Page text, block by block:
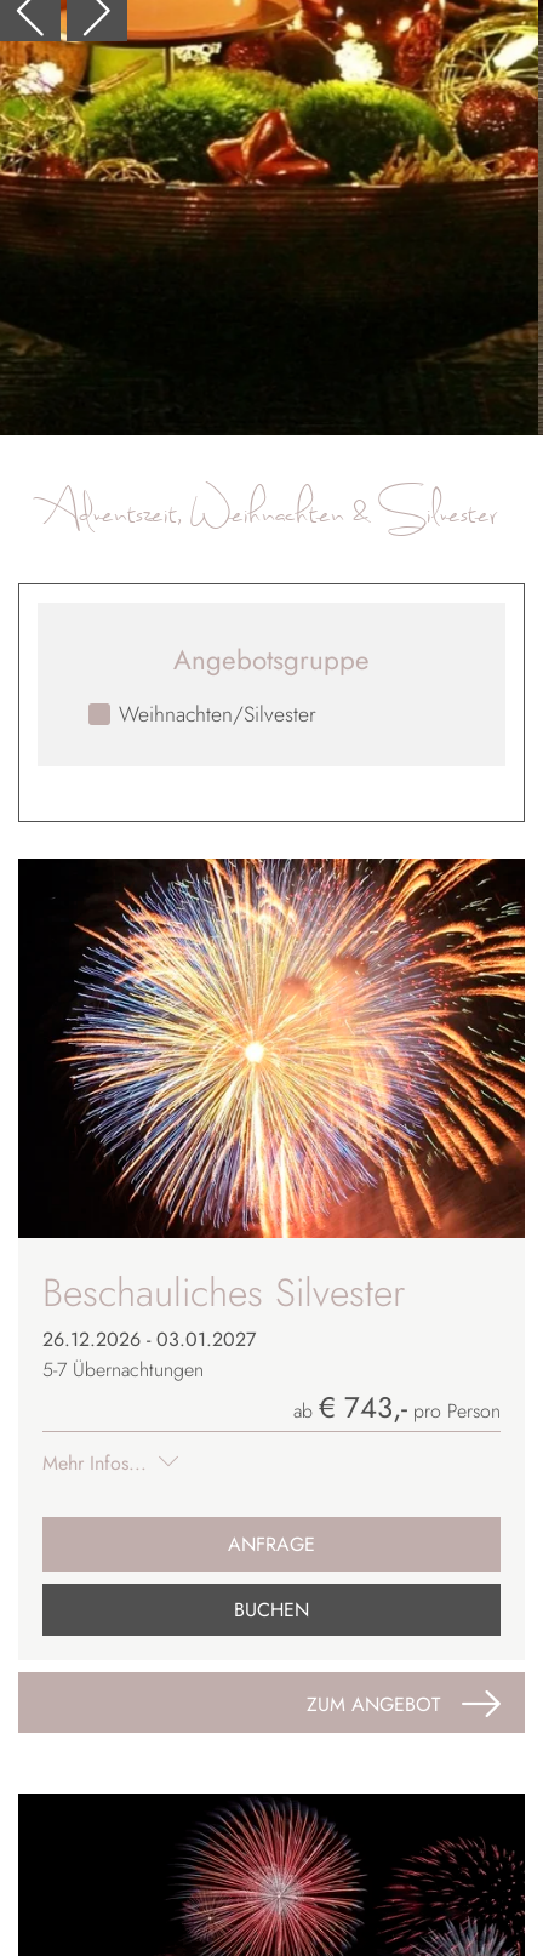
Adventszeit, Weihnachten & Silvester
Angebotsgruppe
Weihnachten/Silvester
Beschauliches Silvester
26.12.2026 - 03.01.2027
5-7 Übernachtungen
ab € 743,- pro Person
Mehr Infos...
ZUM ANGEBOT
ANFRAGE
BUCHEN